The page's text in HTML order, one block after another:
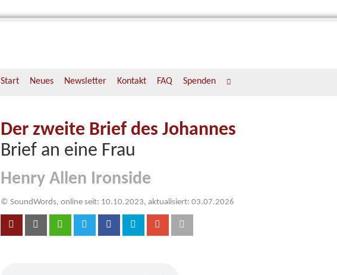
Start Neues Newsletter Kontakt FAQ Spenden
Der zweite Brief des Johannes
Brief an eine Frau
Henry Allen Ironside
© SoundWords, online seit: 10.10.2023, aktualisiert: 03.07.2026